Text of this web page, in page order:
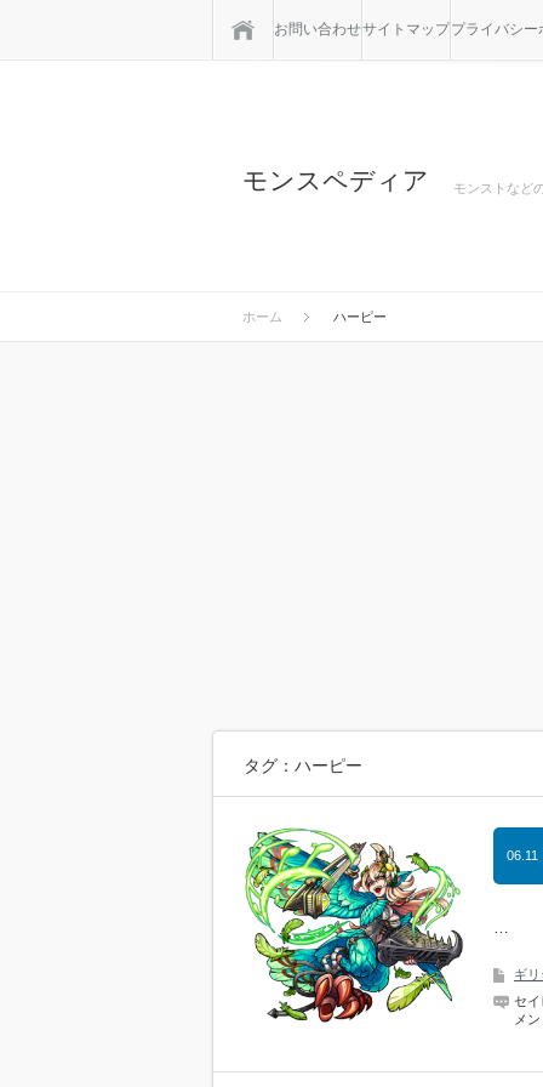
お問い合わせサイトマッププライバシー
モンスペディア モンストなど
ホーム ハーピー
タグ：ハーピー
06.11
…
ギ
セイ
メ